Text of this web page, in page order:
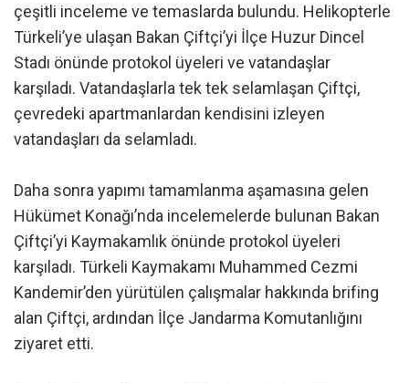
çeşitli inceleme ve temaslarda bulundu. Helikopterle
Türkeli’ye ulaşan Bakan Çiftçi’yi İlçe Huzur Dincel
Stadı önünde protokol üyeleri ve vatandaşlar
karşıladı. Vatandaşlarla tek tek selamlaşan Çiftçi,
çevredeki apartmanlardan kendisini izleyen
vatandaşları da selamladı.
Daha sonra yapımı tamamlanma aşamasına gelen
Hükümet Konağı’nda incelemelerde bulunan Bakan
Çiftçi’yi Kaymakamlık önünde protokol üyeleri
karşıladı. Türkeli Kaymakamı Muhammed Cezmi
Kandemir’den yürütülen çalışmalar hakkında brifing
alan Çiftçi, ardından İlçe Jandarma Komutanlığını
ziyaret etti.